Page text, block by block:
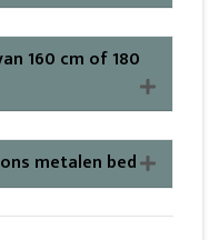
160 cm of 180
metalen bed